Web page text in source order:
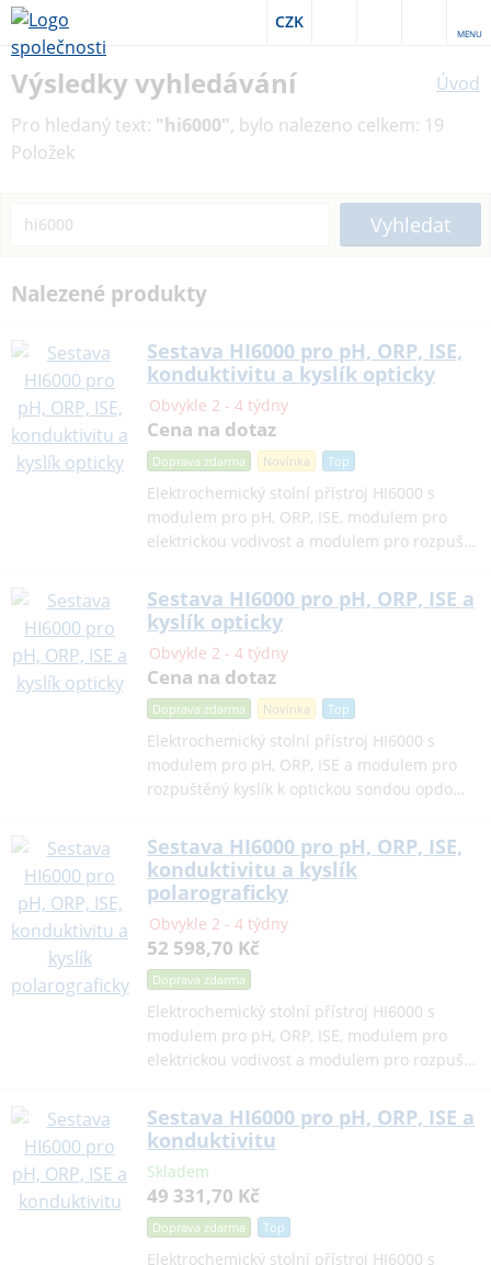
CZK
MENU
Úvod
Výsledky vyhledávání
Pro hledaný text: "hi6000", bylo nalezeno celkem: 19
Položek
Vyhledat
Nalezené produkty
Sestava HI6000 pro pH, ORP, ISE,
konduktivitu a kyslík opticky
Obvykle 2 - 4 týdny
Cena na dotaz
Doprava zdarma Novinka Top
Elektrochemický stolní přístroj HI6000 s
modulem pro pH, ORP, ISE, modulem pro
elektrickou vodivost a modulem pro rozpuš…
Sestava HI6000 pro pH, ORP, ISE a
kyslík opticky
Obvykle 2 - 4 týdny
Cena na dotaz
Doprava zdarma Novinka Top
Elektrochemický stolní přístroj HI6000 s
modulem pro pH, ORP, ISE a modulem pro
rozpuštěný kyslík k optickou sondou opdo…
Sestava HI6000 pro pH, ORP, ISE,
konduktivitu a kyslík
polarograficky
Obvykle 2 - 4 týdny
52 598,70 Kč
Doprava zdarma
Elektrochemický stolní přístroj HI6000 s
modulem pro pH, ORP, ISE, modulem pro
elektrickou vodivost a modulem pro rozpuš…
Sestava HI6000 pro pH, ORP, ISE a
konduktivitu
Skladem
49 331,70 Kč
Doprava zdarma Top
Elektrochemický stolní přístroj HI6000 s